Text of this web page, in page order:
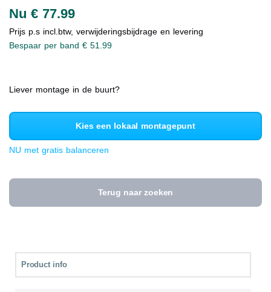
Nu € 77.99
Prijs p.s incl.btw, verwijderingsbijdrage en levering
Bespaar per band € 51.99
Liever montage in de buurt?
Kies een lokaal montagepunt
NU met gratis balanceren
Terug naar zoeken
Product info